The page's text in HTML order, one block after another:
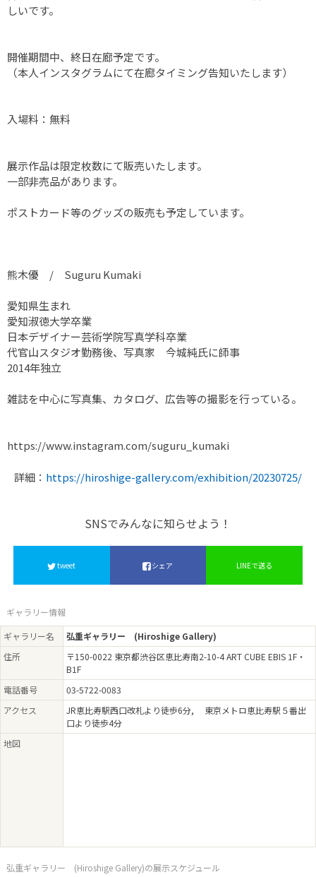
しいです。
開催期間中、終日在廊予定です。
（本人インスタグラムにて在廊タイミング告知いたします）
入場料：無料
展示作品は限定枚数にて販売いたします。
一部非売品があります。
ポストカード等のグッズの販売も予定しています。
熊木優 / Suguru Kumaki
愛知県生まれ
愛知淑徳大学卒業
日本デザイナー芸術学院写真学科卒業
代官山スタジオ勤務後、写真家 今城純氏に師事
2014年独立
雑誌を中心に写真集、カタログ、広告等の撮影を行っている。
https://www.instagram.com/suguru_kumaki
詳細： https://hiroshige-gallery.com/exhibition/20230725/
SNSでみんなに知らせよう！
tweet シェア LINEで送る
ギャラリー情報
ギャラリー名
弘重ギャラリー (Hiroshige Gallery)
住所
〒150-0022 東京都渋谷区恵比寿南2-10-4 ART CUBE EBIS 1F・
B1F
電話番号
03-5722-0083
アクセス
JR恵比寿駅西口改札より徒歩6分, 東京メトロ恵比寿駅５番出
口より徒歩4分
地図
弘重ギャラリー (Hiroshige Gallery)の展示スケジュール